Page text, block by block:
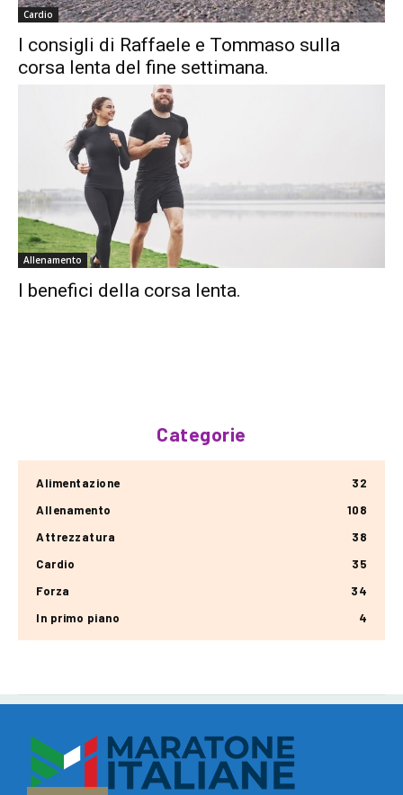
Cardio
I consigli di Raffaele e Tommaso sulla
corsa lenta del fine settimana.
Allenamento
I benefici della corsa lenta.
Categorie
Alimentazione
32
Allenamento
108
Attrezzatura
38
Cardio
35
Forza
34
In primo piano
4